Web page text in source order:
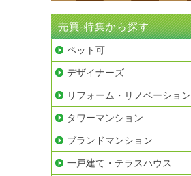
売買-特集から探す
ペット可
デザイナーズ
リフォーム・リノベーション
タワーマンション
ブランドマンション
一戸建て・テラスハウス